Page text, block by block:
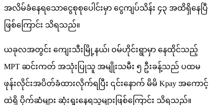
အလိမ်ခံနေရသောငွေစုစုပေါင်းမှာ ငွေကျပ်သိန်း ၄၃ အထိရှိနေပြီ
ဖြစ်ကြောင်း သိရသည်။
ယခုလအတွင်း ကျေးသီးမြို့နယ်၊ ဝမ်ဟိုင်းရွာမှာ နေထိုင်သည့်
MPT ဆင်းကတ် အသုံးပြုသူ အမျိုးသမီး ၅ ဦးခန့်သည် ပထမ
ဖုန်းလိုင်းအပိတ်ခံထားလိုက်ရပြီး ၎င်းနောက် မိမိ Kpay အကောင့်
ထဲရှိ ပိုက်ဆံများ ဆုံးရှုးနေရသူများဖြစ်ကြောင်း သိရသည်။